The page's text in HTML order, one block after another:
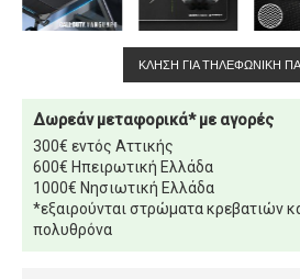
ΚΛΉΣΗ ΓΙΑ ΤΗΛΕΦΩΝΙΚΉ
Δωρεάν μεταφορικά* με αγορές
300€ εντός Αττικής
600€ Ηπειρωτική Ελλάδα
1000€ Νησιωτική Ελλάδα
*εξαιρούνται στρώματα κρεβατιών
πολυθρόνα